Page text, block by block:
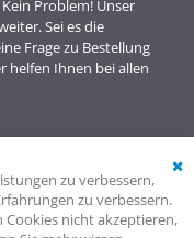
Problem! Unser
Sei es die
Frage zu Bestellung
helfen Ihnen bei allen
zu verbessern,
zu verbessern.
nicht akzeptieren,